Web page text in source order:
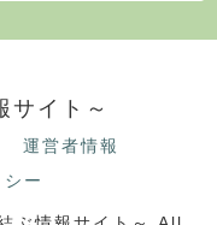
サイト～
運営者情報
ー